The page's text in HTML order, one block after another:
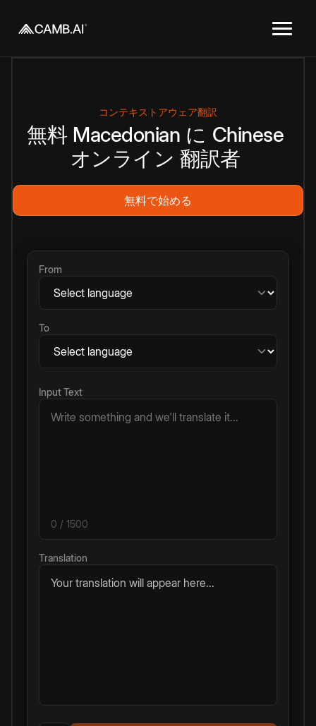
コンテキストアウェア翻訳
無料 Macedonian に Chinese
オンライン 翻訳者
無料で始める
From
To
Input Text
0 / 1500
Translation
Your translation will appear here...